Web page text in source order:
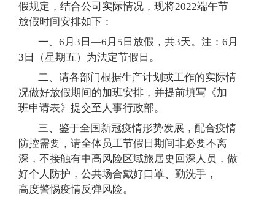
假规定，结合公司实际情况，现将2022端午节
放假时间安排如下：
一、6 月3 日—6 月 5 日放假，共3天。注：6 月
3 日（星期五）为法定节假日。
二、请各部门根据生产计划或工作的实际情
况做好放假期间的加班安排，并提前填写《加
班申请表》提交至人事行政部。
三、鉴于全国新冠疫情形势发展，配合疫情
防控需要，请全体员工节假日期间非必要不离
深，不接触有中高风险区域旅居史回深人员，做
好个人防护，公共场合戴好口罩、勤洗手，
高度警惕疫情反弹风险。